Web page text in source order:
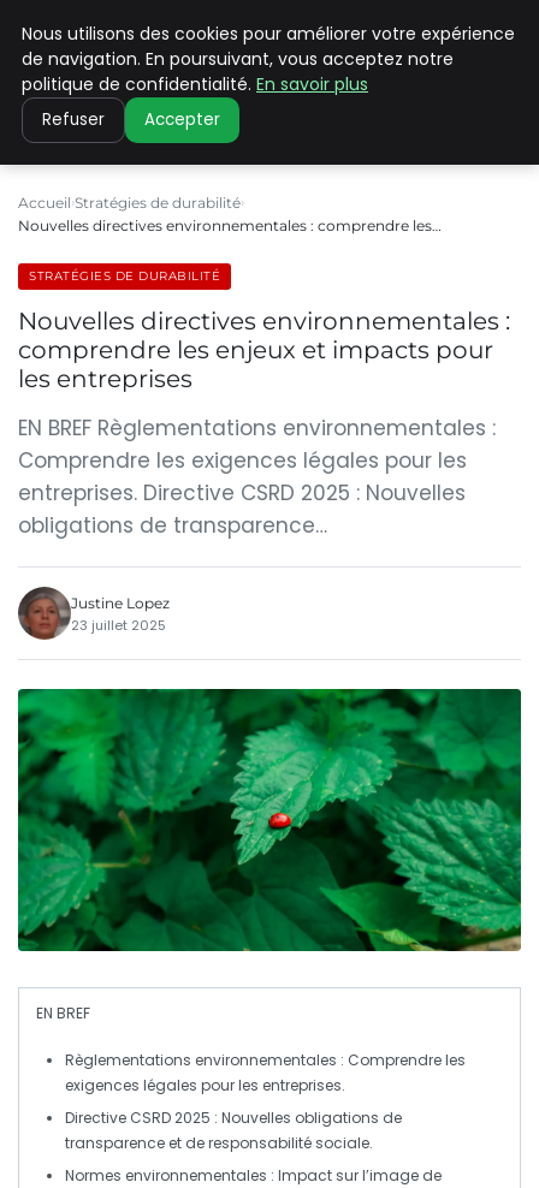
CLIMATE C ADVANCED
Accueil Stratégies de durabilité
Nouvelles directives environnementales : comprendre les…
STRATÉGIES DE DURABILITÉ
Nouvelles directives environnementales :
comprendre les enjeux et impacts pour
les entreprises
EN BREF Règlementations environnementales :
Comprendre les exigences légales pour les
entreprises. Directive CSRD 2025 : Nouvelles
obligations de transparence…
Justine Lopez
23 juillet 2025
EN BREF
Règlementations environnementales : Comprendre les
exigences légales pour les entreprises.
Directive CSRD 2025 : Nouvelles obligations de
transparence et deresponsabilité sociale.
Normes environnementales : Impact sur l’image de
Nous utilisons des cookies pour améliorer votre expérience
de navigation. En poursuivant, vous acceptez notre
politique de confidentialité. En savoir plus
Refuser Accepter